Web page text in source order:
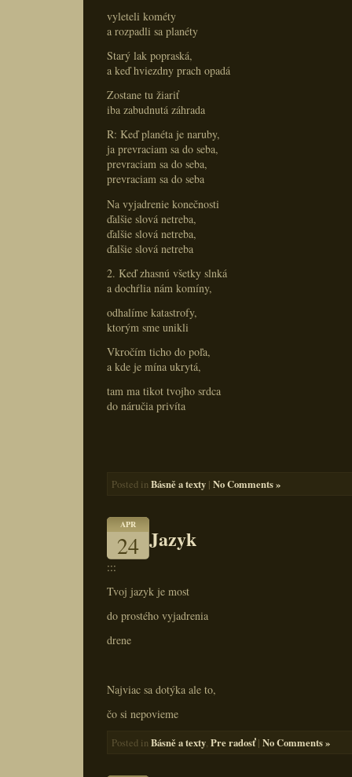
vyleteli kométy
a rozpadli sa planéty
Starý lak popraská,
a keď hviezdny prach opadá
Zostane tu žiariť
iba zabudnutá záhrada
R: Keď planéta je naruby,
ja prevraciam sa do seba,
prevraciam sa do seba,
prevraciam sa do seba
Na vyjadrenie konečnosti
ďalšie slová netreba,
ďalšie slová netreba,
ďalšie slová netreba
2. Keď zhasnú všetky slnká
a dochŕlia nám komíny,
odhalíme katastrofy,
ktorým sme unikli
Vkročím ticho do poľa,
a kde je mína ukrytá,
tam ma tikot tvojho srdca
do náručia privíta
Posted inBásně a texty | No Comments »
APR
24 Jazyk
:::
Tvoj jazyk je most
do prostého vyjadrenia
drene
Najviac sa dotýka ale to,
čo si nepovieme
Posted inBásně a texty, Pre radosť | No Comments »